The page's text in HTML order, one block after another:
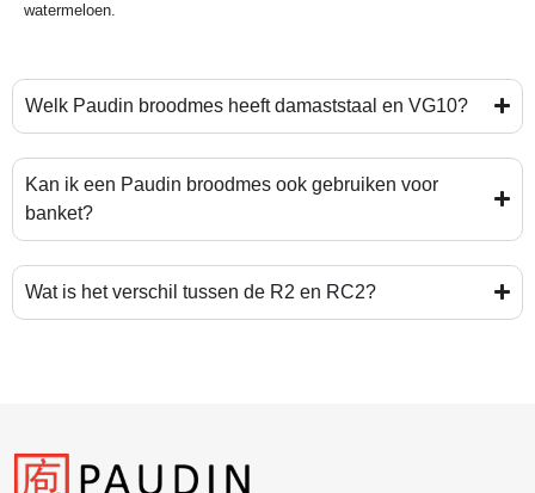
watermeloen.
Welk Paudin broodmes heeft damaststaal en VG10?
Kan ik een Paudin broodmes ook gebruiken voor
banket?
Wat is het verschil tussen de R2 en RC2?